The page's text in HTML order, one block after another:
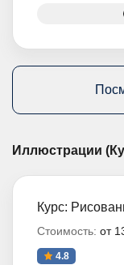
Иллюстрации
Курс:
Стоимость: от
4.8